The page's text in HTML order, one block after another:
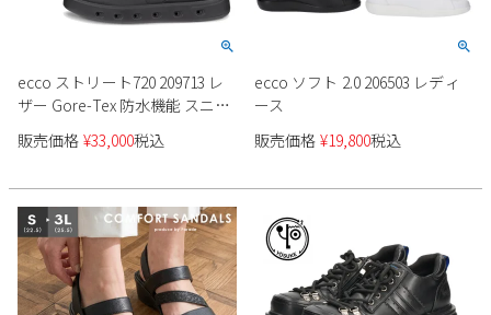
ecco ストリート720 209713 レ
ザー Gore-Tex 防水機能 スニー
カーレディース
販売価格 ¥33,000税込
ecco ソフト 2.0 206503 レディ
ース
販売価格 ¥19,800税込